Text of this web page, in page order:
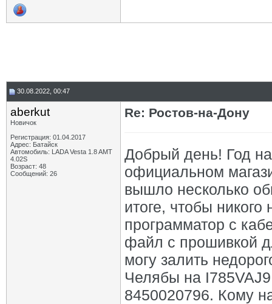
30.08.2022, 00:47
aberkut
Новичок
Регистрация: 01.04.2017
Адрес: Батайск
Автомобиль: LADA Vesta 1.8 AMT
4.02S
Возраст: 48
Сообщений: 26
Re: Ростов-на-Дону
Добрый день! Год
официальном
вышло несколько
итоге, чтобы
программатор с
файл с прошивкой
могу залить
Челябы на
8450020796. Кому